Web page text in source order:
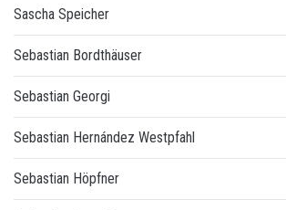
Sascha Speicher
Sebastian Bordthäuser
Sebastian Georgi
Sebastian Hernández Westpfahl
Sebastian Höpfner